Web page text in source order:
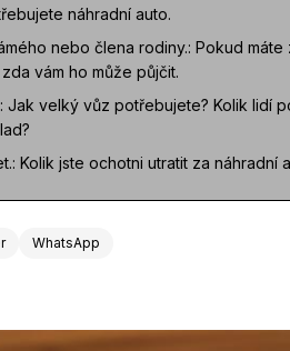
náhradní auto.
nebo člena rodiny.: Pokud
vám ho může půjčit.
Jak velký vůz potřebujete? Kolik lidí
Kolik jste ochotni utratit za náhradní
WhatsApp